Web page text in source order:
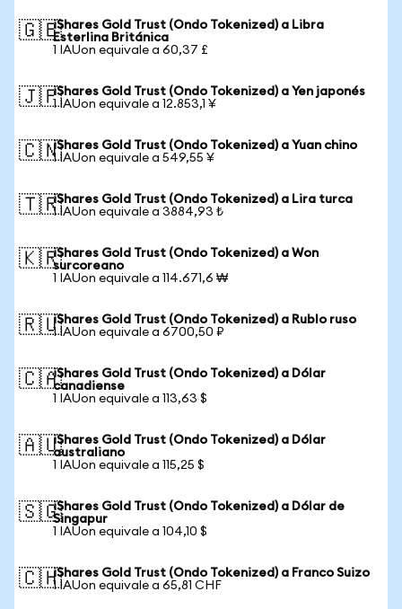
🇬🇧iShares Gold Trust (Ondo Tokenized) a Libra
Esterlina Británica
1 IAUon equivale a 60,37 £
🇯🇵iShares Gold Trust (Ondo Tokenized) a Yen japonés
1 IAUon equivale a 12.853,1 ¥
🇨🇳iShares Gold Trust (Ondo Tokenized) a Yuan chino
1 IAUon equivale a 549,55 ¥
🇹🇷iShares Gold Trust (Ondo Tokenized) a Lira turca
1 IAUon equivale a 3884,93 ₺
🇰🇷iShares Gold Trust (Ondo Tokenized) a Won
surcoreano
1 IAUon equivale a 114.671,6 ₩
🇷🇺iShares Gold Trust (Ondo Tokenized) a Rublo ruso
1 IAUon equivale a 6700,50 ₽
🇨🇦iShares Gold Trust (Ondo Tokenized) a Dólar
canadiense
1 IAUon equivale a 113,63 $
🇦🇺iShares Gold Trust (Ondo Tokenized) a Dólar
australiano
1 IAUon equivale a 115,25 $
🇸🇬iShares Gold Trust (Ondo Tokenized) a Dólar de
Singapur
1 IAUon equivale a 104,10 $
🇨🇭iShares Gold Trust (Ondo Tokenized) a Franco Suizo
1 IAUon equivale a 65,81 CHF